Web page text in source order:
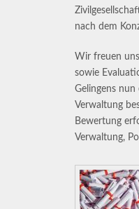
nach dem
Wir freuen
sowie
Gelingens
Verwaltung
Bewertung
Verwaltung,